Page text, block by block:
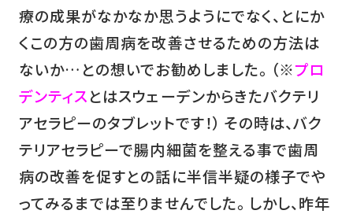
療の成果がなかなか思うようにでなく、とにか
くこの方の歯周病を改善させるための方法は
ないか…との想いでお勧めしました。 （※プロ
デンティスとはスウェーデンからきたバクテリ
アセラピーのタブレットです！） その時は、バク
テリアセラピーで腸内細菌を整える事で歯周
病の改善を促すとの話に半信半疑の様子でや
ってみるまでは至りませんでした。 しかし、昨年